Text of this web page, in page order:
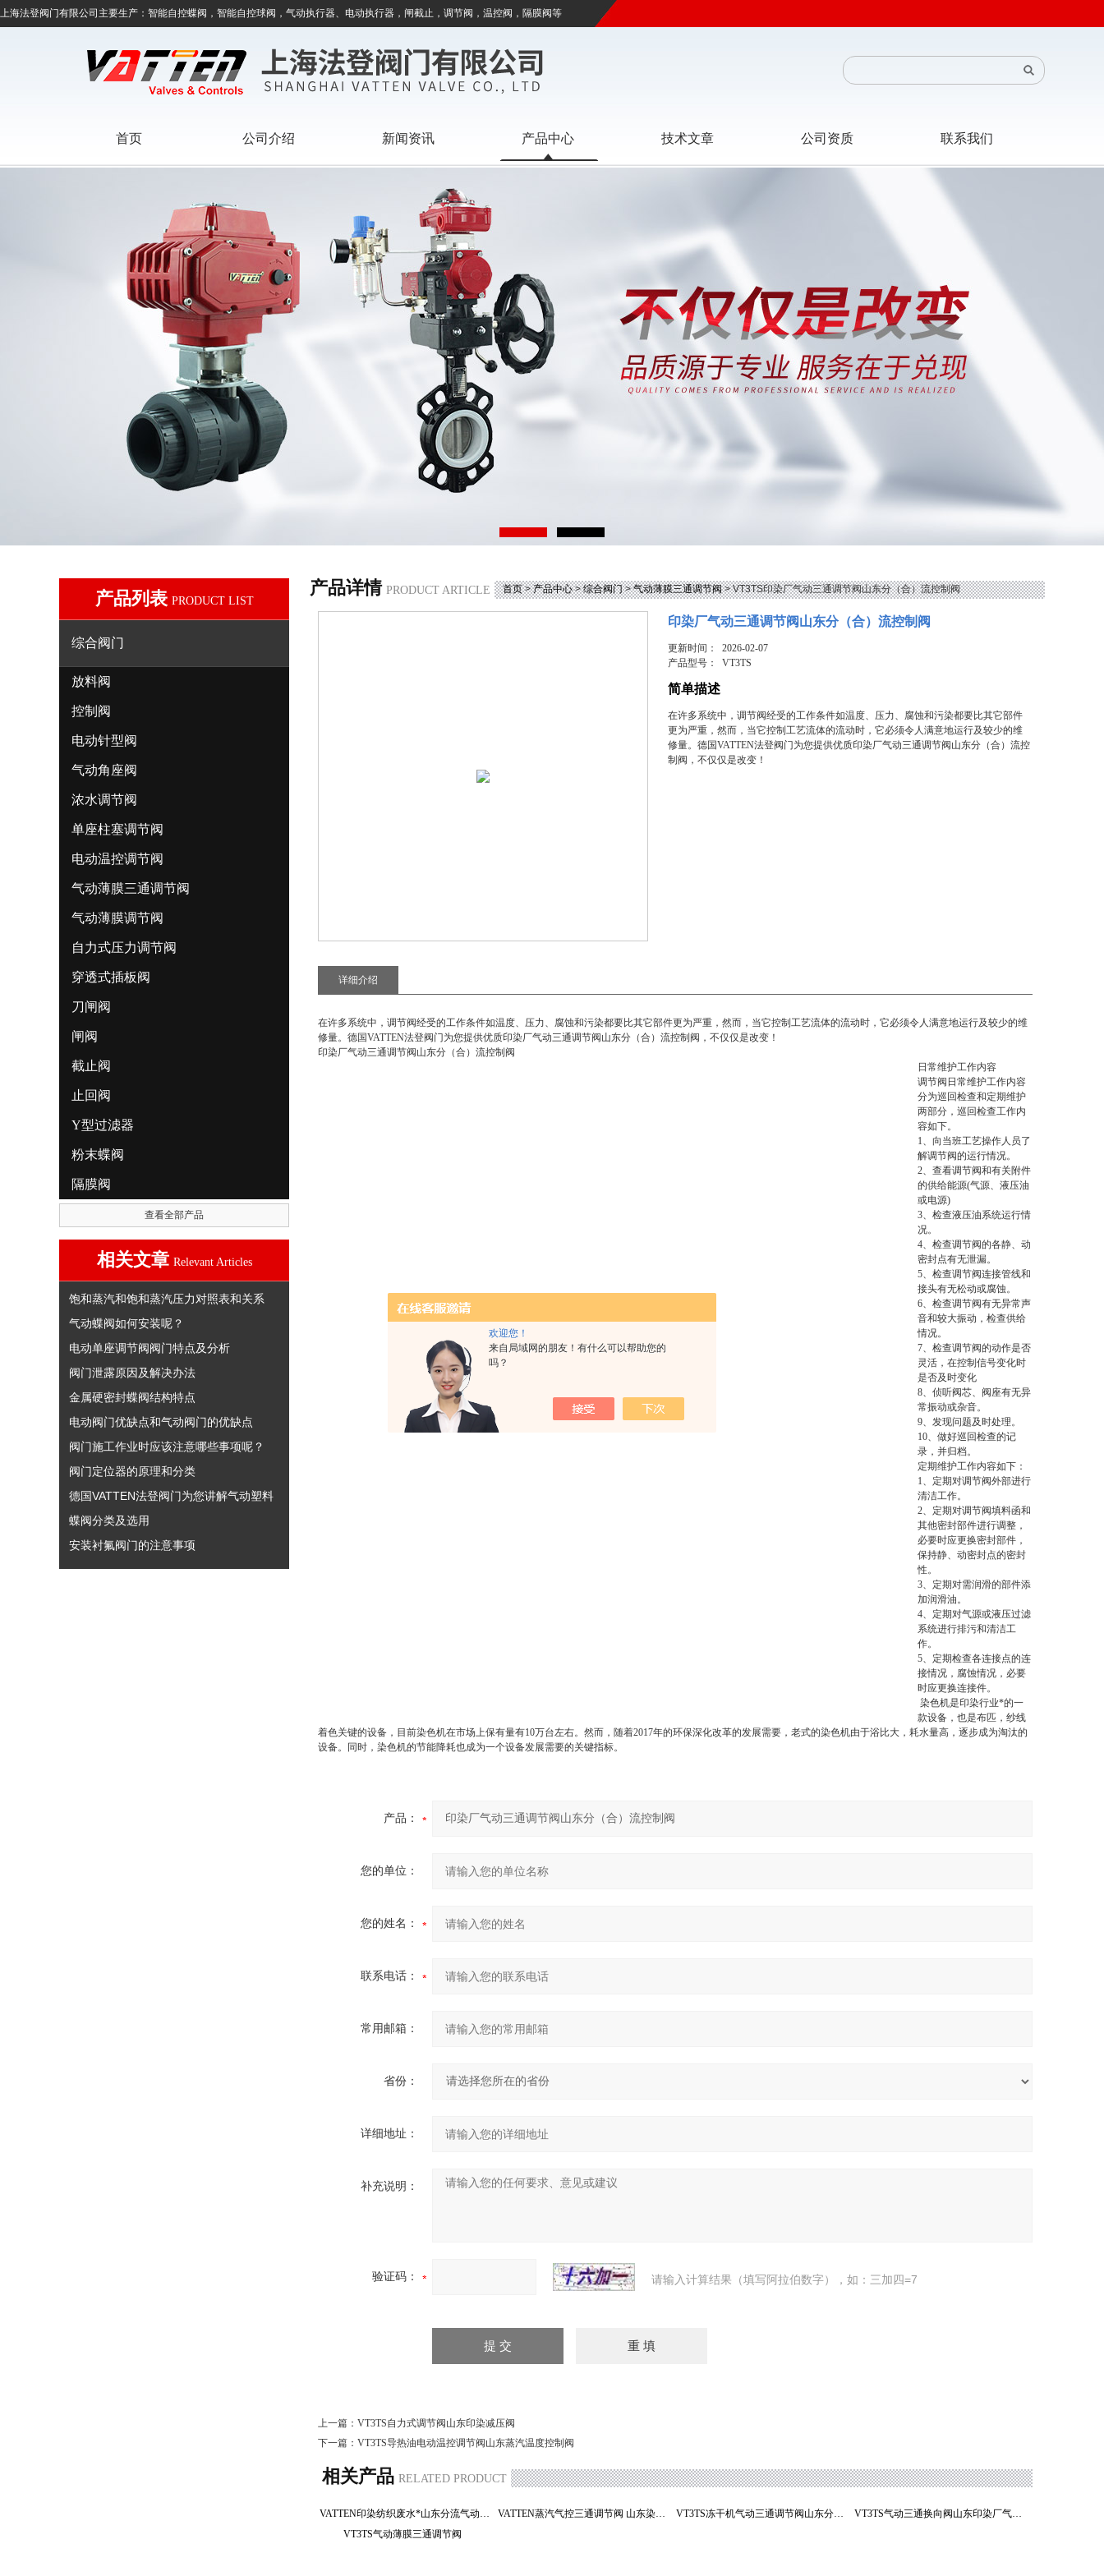
欢迎您！
来自局域网的朋友！有什么可以帮助您的
吗？
上海法登阀门有限公司主要生产：智能自控蝶阀，智能自控球阀，气动执行器、电动执行器，闸截止，调节阀，温控阀，隔膜阀等
首页 公司介绍 新闻资讯 产品中心 技术文章 公司资质 联系我们
产品列表 PRODUCT LIST
综合阀门
放料阀
控制阀
电动针型阀
气动角座阀
浓水调节阀
单座柱塞调节阀
电动温控调节阀
气动薄膜三通调节阀
气动薄膜调节阀
自力式压力调节阀
穿透式插板阀
刀闸阀
闸阀
截止阀
止回阀
Y型过滤器
粉末蝶阀
隔膜阀
查看全部产品
相关文章 Relevant Articles
饱和蒸汽和饱和蒸汽压力对照表和关系
气动蝶阀如何安装呢？
电动单座调节阀阀门特点及分析
阀门泄露原因及解决办法
金属硬密封蝶阀结构特点
电动阀门优缺点和气动阀门的优缺点
阀门施工作业时应该注意哪些事项呢？
阀门定位器的原理和分类
德国VATTEN法登阀门为您讲解气动塑料
蝶阀分类及选用
安装衬氟阀门的注意事项
产品详情 PRODUCT ARTICLE 首页>产品中心>综合阀门>气动薄膜三通调节阀> VT3TS印染厂气动三通调节阀山东分（合）流控制阀
印染厂气动三通调节阀山东分（合）流控制阀
更新时间： 2026-02-07
产品型号：VT3TS
简单描述
在许多系统中，调节阀经受的工作条件如温度、压力、腐蚀和污染都要比其它部件
更为严重，然而，当它控制工艺流体的流动时，它必须令人满意地运行及较少的维
修量。德国VATTEN法登阀门为您提供优质印染厂气动三通调节阀山东分（合）流控
制阀，不仅仅是改变！
详细介绍
在许多系统中，调节阀经受的工作条件如温度、压力、腐蚀和污染都要比其它部件更为严重，然而，当它控制工艺流体的流动时，它必须令人满意地运行及较少的维
修量。德国VATTEN法登阀门为您提供优质印染厂气动三通调节阀山东分（合）流控制阀 ，不仅仅是改变！
印染厂气动三通调节阀山东分（合）流控制阀
日常维护工作内容
调节阀日常维护工作内容
分为巡回检查和定期维护
两部分，巡回检查工作内
容如下。
1、向当班工艺操作人员了
解调节阀的运行情况。
2、查看调节阀和有关附件
的供给能源(气源、液压油
或电源)
3、检查液压油系统运行情
况。
4、检查调节阀的各静、动
密封点有无泄漏。
5、检查调节阀连接管线和
接头有无松动或腐蚀。
6、检查调节阀有无异常声
音和较大振动，检查供给
情况。
7、检查调节阀的动作是否
灵活，在控制信号变化时
是否及时变化
8、侦听阀芯、阀座有无异
常振动或杂音。
9、发现问题及时处理。
10、做好巡回检查的记
录，并归档。
定期维护工作内容如下：
1、定期对调节阀外部进行
清洁工作。
2、定期对调节阀填料函和
其他密封部件进行调整，
必要时应更换密封部件，
保持静、动密封点的密封
性。
3、定期对需润滑的部件添
加润滑油。
4、定期对气源或液压过滤
系统进行排污和清洁工
作。
5、定期检查各连接点的连
接情况，腐蚀情况，必要
时应更换连接件。
染色机是印染行业*的一
款设备，也是布匹，纱线
着色关键的设备，目前染色机在市场上保有量有10万台左右。然而，随着2017年的环保深化改革的发展需要，老式的染色机由于浴比大，耗水量高，逐步成为淘汰的
设备。同时，染色机的节能降耗也成为一个设备发展需要的关键指标。
产品：
您的单位：
您的姓名：
联系电话：
常用邮箱：
省份：
详细地址：
补充说明：
验证码： 请输入计算结果（填写阿拉伯数字），如：三加四=7
上一篇： VT3TS自力式调节阀山东印染减压阀
下一篇： VT3TS导热油电动温控调节阀山东蒸汽温度控制阀
相关产品 RELATED PRODUCT
VATTEN印染纺织废水*山东分流气动三通控制阀 VATTEN蒸汽气控三通调节阀 山东染色机分流控制阀 VT3TS冻干机气动三通调节阀山东分（合）流控制阀
VT3TS气动三通换向阀山东印染厂气动流量调节阀
VT3TS气动薄膜三通调节阀